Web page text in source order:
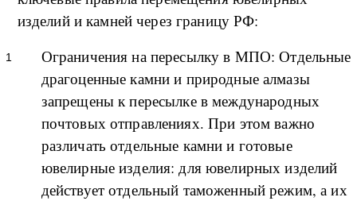
изделий и камней через границу РФ:
Ограничения на пересылку в МПО: Отдельные
драгоценные камни и природные алмазы
запрещены к пересылке в международных
почтовых отправлениях. При этом важно
различать отдельные камни и готовые
ювелирные изделия: для ювелирных изделий
действует отдельный таможенный режим, а их